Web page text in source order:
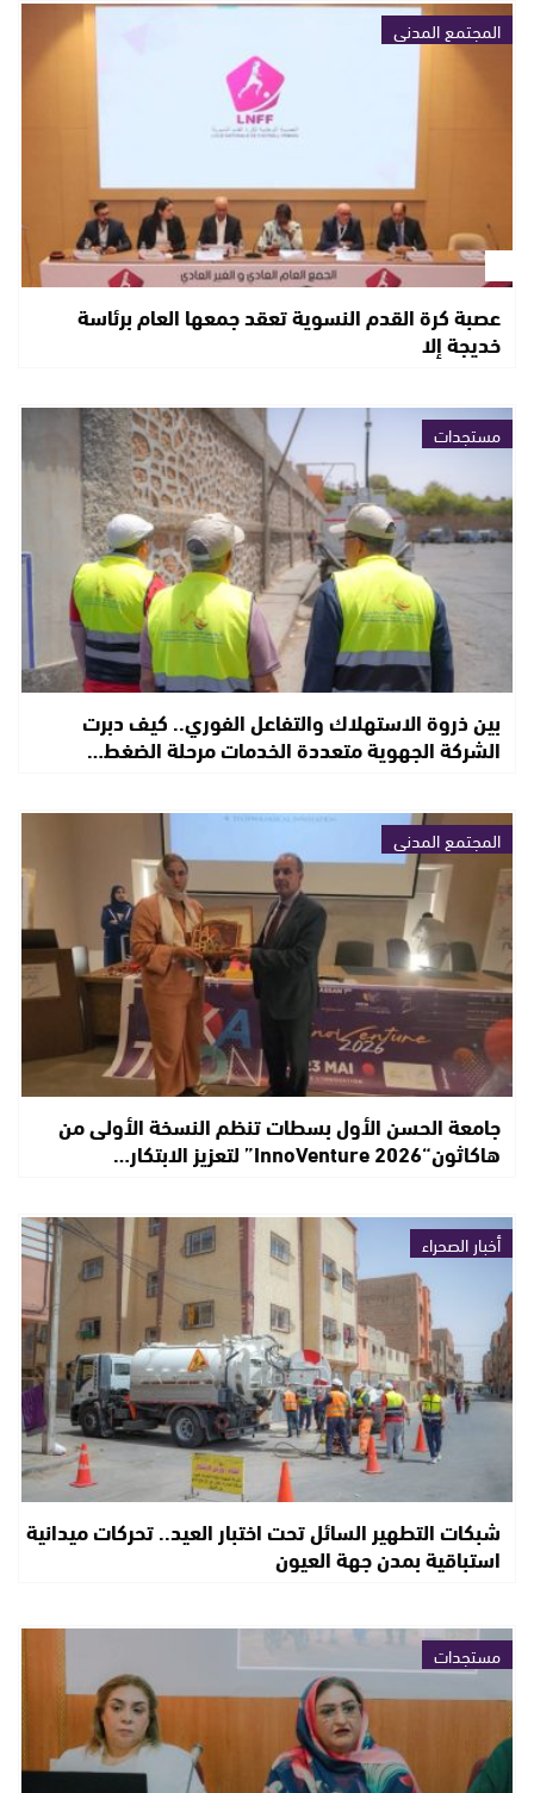
المجتمع المدني
عصبة كرة القدم النسوية تعقد جمعها العام برئاسة
خديجة إلا
مستجدات
بين ذروة الاستهلاك والتفاعل الفوري.. كيف دبرت
الشركة الجهوية متعددة الخدمات مرحلة الضغط…
المجتمع المدني
جامعة الحسن الأول بسطات تنظم النسخة الأولى من
هاكاثون“InnoVenture 2026” لتعزيز الابتكار…
أخبار الصحراء
شبكات التطهير السائل تحت اختبار العيد.. تحركات ميدانية
استباقية بمدن جهة العيون
مستجدات